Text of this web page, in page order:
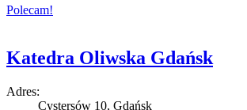
Polecam!
Katedra Oliwska Gdańsk
Adres:
Cystersów 10, Gdańsk